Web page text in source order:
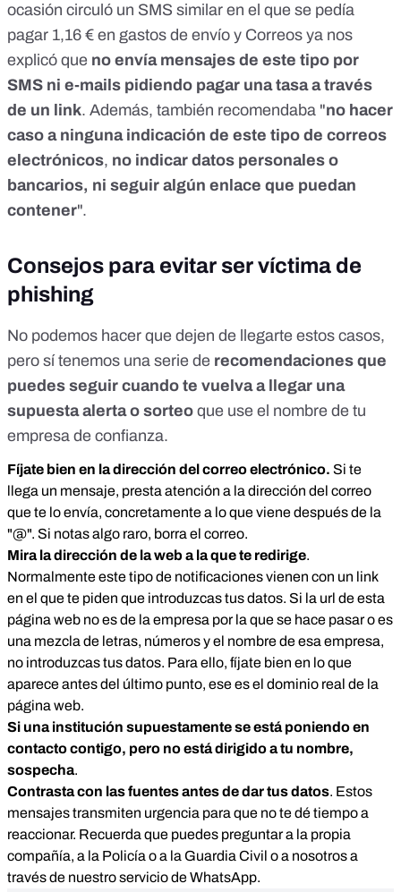
ocasión circuló un SMS similar en el que se pedía
pagar 1,16 € en gastos de envío y Correos ya nos
explicó que no envía mensajes de este tipo por
SMS ni e-mails pidiendo pagar una tasa a través
de un link. Además, también recomendaba "no hacer
caso a ninguna indicación de este tipo de correos
electrónicos, no indicar datos personales o
bancarios, ni seguir algún enlace que puedan
contener".
Consejos para evitar ser víctima de
phishing
No podemos hacer que dejen de llegarte estos casos,
pero sí tenemos una serie de recomendaciones que
puedes seguir cuando te vuelva a llegar una
supuesta alerta o sorteo que use el nombre de tu
empresa de confianza.
Fíjate bien en la dirección del correo electrónico. Si te
llega un mensaje, presta atención a la dirección del correo
que te lo envía, concretamente a lo que viene después de la
"@". Si notas algo raro, borra el correo.
Mira la dirección de la web a la que te redirige.
Normalmente este tipo de notificaciones vienen con un link
en el que te piden que introduzcas tus datos. Si la url de esta
página web no es de la empresa por la que se hace pasar o es
una mezcla de letras, números y el nombre de esa empresa,
no introduzcas tus datos. Para ello, fíjate bien en lo que
aparece antes del último punto, ese es el dominio real de la
página web.
Si una institución supuestamente se está poniendo en
contacto contigo, pero no está dirigido a tu nombre,
sospecha.
Contrasta con las fuentes antes de dar tus datos. Estos
mensajes transmiten urgencia para que no te dé tiempo a
reaccionar. Recuerda que puedes preguntar a la propia
compañía, a la Policía o a la Guardia Civil o a nosotros a
través de nuestro servicio de WhatsApp.